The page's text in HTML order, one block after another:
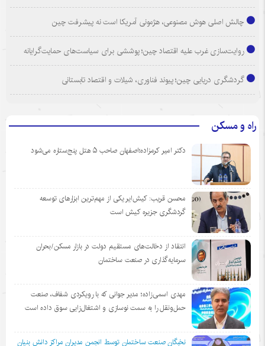
چالش اصلی هوش مصنوعی، هژمونی آمریکا است نه پیشرفت چین
روایت‌سازی غرب علیه اقتصاد چین؛ پوششی برای سیاست‌های حمایت‌گرایانه
گردشگری دریایی چین؛ پیوند فناوری، شیلات و اقتصاد تابستانی
راه و مسکن
دکتر امیر کرمزاده؛اصفهان صاحب ۵ هتل پنج‌ستاره می‌شود
محسن قریب: کیش‌ایر یکی از مهم‌ترین ابزارهای توسعه
گردشگری جزیره کیش است
انتقاد از دخالت‌های مستقیم دولت در بازار مسکن/بحران
سرمایه‌گذاری در صنعت ساختمان
مهدی اسمی‌زاده؛ مدیر جوانی که با رویکردی شفاف، صنعت
حمل‌ونقل را به سمت نوسازی و اشتغال‌زایی سوق داده است
نخبگان صنعت ساختمان توسط انجمن مديران مراكز دانش بنيان